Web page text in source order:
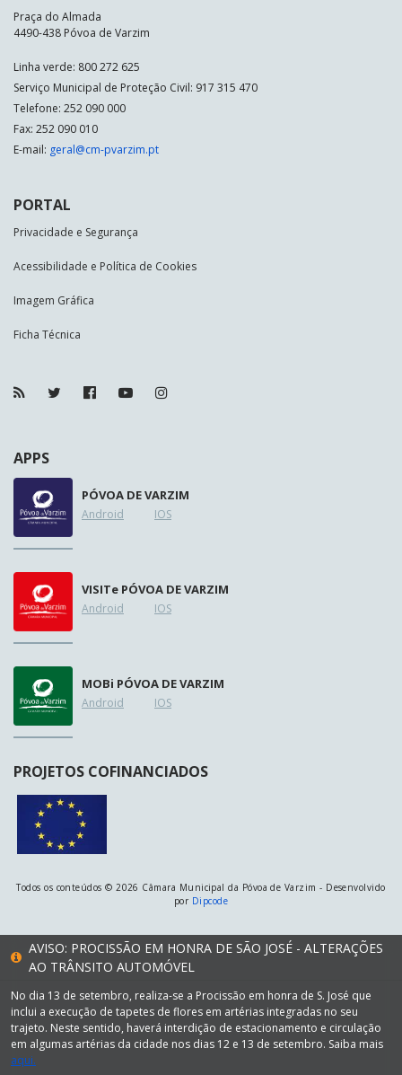
Praça do Almada
4490-438 Póvoa de Varzim
Linha verde: 800 272 625
Serviço Municipal de Proteção Civil: 917 315 470
Telefone: 252 090 000
Fax: 252 090 010
E-mail: geral@cm-pvarzim.pt
PORTAL
Privacidade e Segurança
Acessibilidade e Política de Cookies
Imagem Gráfica
Ficha Técnica
APPS
PÓVOA DE VARZIM
Android IOS
VISITe PÓVOA DE VARZIM
Android IOS
MOBi PÓVOA DE VARZIM
Android IOS
PROJETOS COFINANCIADOS
Todos os conteúdos © 2026 Câmara Municipal da Póvoa de Varzim - Desenvolvido
por Dipcode
AVISO: PROCISSÃO EM HONRA DE SÃO JOSÉ - ALTERAÇÕES
AO TRÂNSITO AUTOMÓVEL
No dia 13 de setembro, realiza-se a Procissão em honra de S. José que
inclui a execução de tapetes de flores em artérias integradas no seu
trajeto. Neste sentido, haverá interdição de estacionamento e circulação
em algumas artérias da cidade nos dias 12 e 13 de setembro. Saiba mais
aqui.